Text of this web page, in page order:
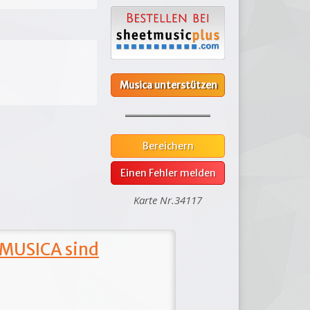
Musica unterstützen
Bereichern
Einen Fehler melden
Karte Nr.34117
sind